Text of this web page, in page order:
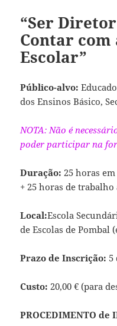
“Ser
Contar
Escolar”
Público-alvo:
dos Ensinos Básico,
NOTA: Não é
poder participar na
Duração: 25 horas
+ 25 horas de
Local:Escola
de Escolas de Pombal
Prazo de Inscrição: 5
Custo: 20,00 € (para
PROCEDIMENTO de